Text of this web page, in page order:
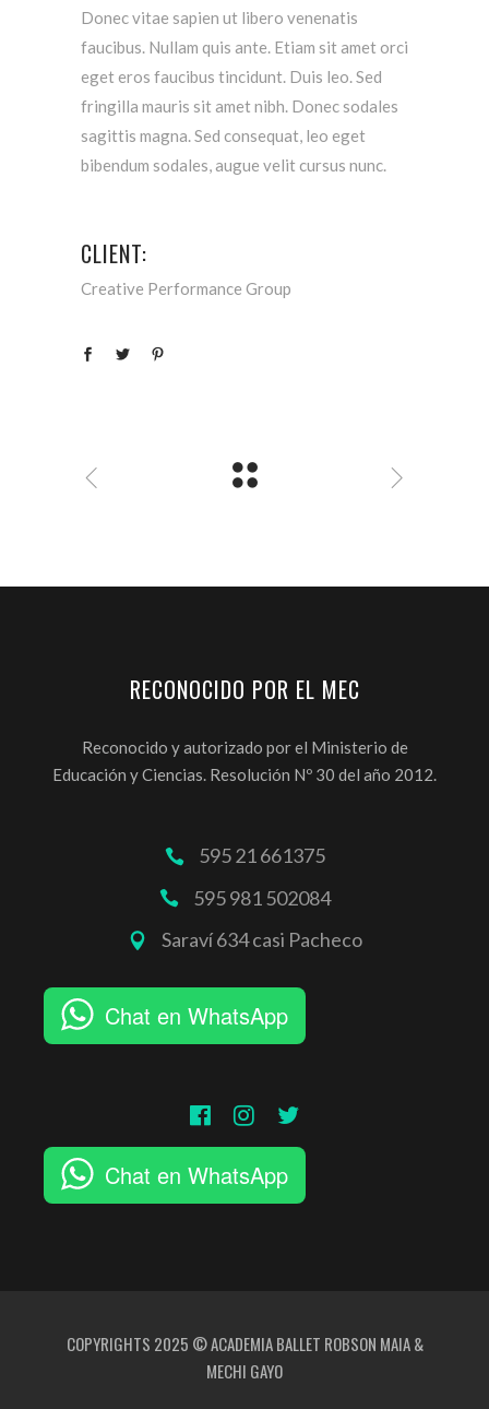
Donec vitae sapien ut libero venenatis
faucibus. Nullam quis ante. Etiam sit amet orci
eget eros faucibus tincidunt. Duis leo. Sed
fringilla mauris sit amet nibh. Donec sodales
sagittis magna. Sed consequat, leo eget
bibendum sodales, augue velit cursus nunc.
CLIENT:
Creative Performance Group
RECONOCIDO POR EL MEC
Reconocido y autorizado por el Ministerio de
Educación y Ciencias. Resolución Nº 30 del año 2012.
595 21 661375
595 981 502084
Saraví 634 casi Pacheco
Chat en WhatsApp
Chat en WhatsApp
COPYRIGHTS 2025 © ACADEMIA BALLET ROBSON MAIA &
MECHI GAYO